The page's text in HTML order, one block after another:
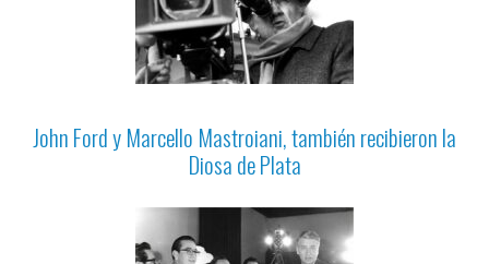
John Ford y Marcello Mastroiani, también recibieron la
Diosa de Plata